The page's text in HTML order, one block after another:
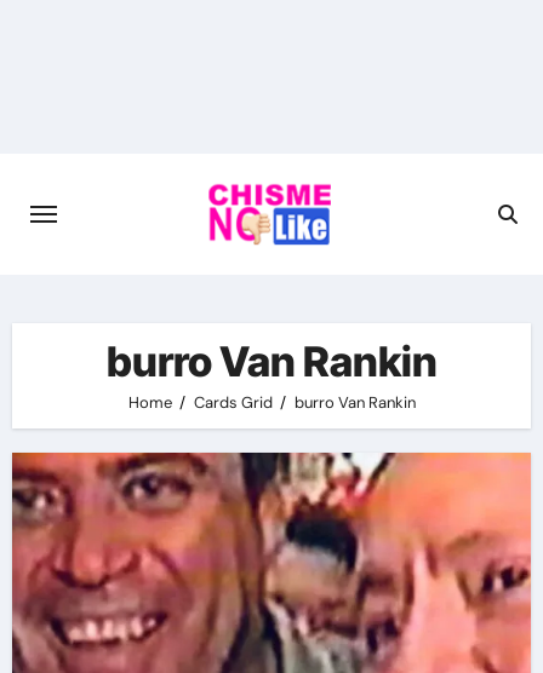
burro Van Rankin
Home Cards Grid burro Van Rankin